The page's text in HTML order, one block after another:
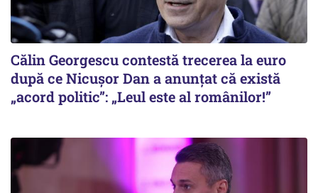
Călin Georgescu contestă trecerea la euro
după ce Nicușor Dan a anunțat că există
„acord politic”: „Leul este al românilor!”